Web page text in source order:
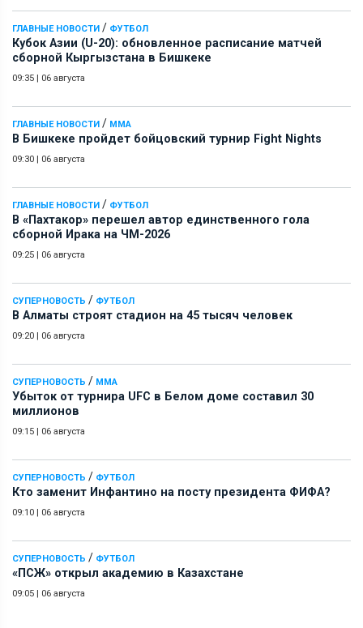
ГЛАВНЫЕ НОВОСТИ / ФУТБОЛ
Кубок Азии (U-20): обновленное расписание матчей
сборной Кыргызстана в Бишкеке
09:35 | 06 августа
ГЛАВНЫЕ НОВОСТИ / ММА
В Бишкеке пройдет бойцовский турнир Fight Nights
09:30 | 06 августа
ГЛАВНЫЕ НОВОСТИ / ФУТБОЛ
В «Пахтакор» перешел автор единственного гола
сборной Ирака на ЧМ-2026
09:25 | 06 августа
СУПЕРНОВОСТЬ / ФУТБОЛ
В Алматы строят стадион на 45 тысяч человек
09:20 | 06 августа
СУПЕРНОВОСТЬ / ММА
Убыток от турнира UFC в Белом доме составил 30
миллионов
09:15 | 06 августа
СУПЕРНОВОСТЬ / ФУТБОЛ
Кто заменит Инфантино на посту президента ФИФА?
09:10 | 06 августа
СУПЕРНОВОСТЬ / ФУТБОЛ
«ПСЖ» открыл академию в Казахстане
09:05 | 06 августа